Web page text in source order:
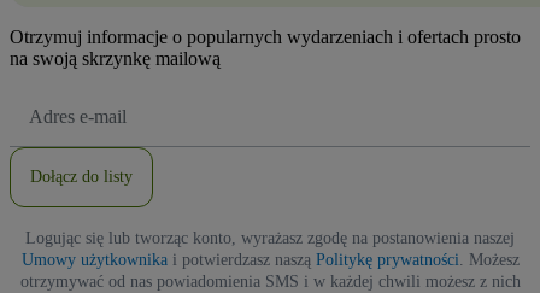
Otrzymuj informacje o popularnych wydarzeniach i ofertach prosto
na swoją skrzynkę mailową
e-
Dołącz do listy
Logując się lub tworząc konto, wyrażasz zgodę na postanowienia naszej
Umowy użytkownikai potwierdzasz naszą Politykę prywatności . Możesz
otrzymywać od nas powiadomienia SMS i w każdej chwili możesz z nich